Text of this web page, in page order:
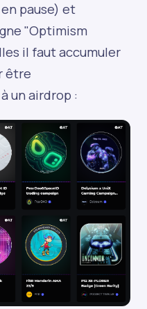
pause) et
"Optimism
il faut accumuler
être
un airdrop :